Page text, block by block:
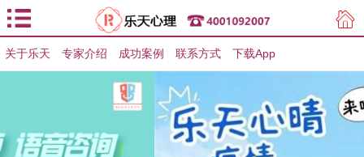
用户登录 用户注册
关于乐天 专家介绍 成功案例 联系方式 下载App